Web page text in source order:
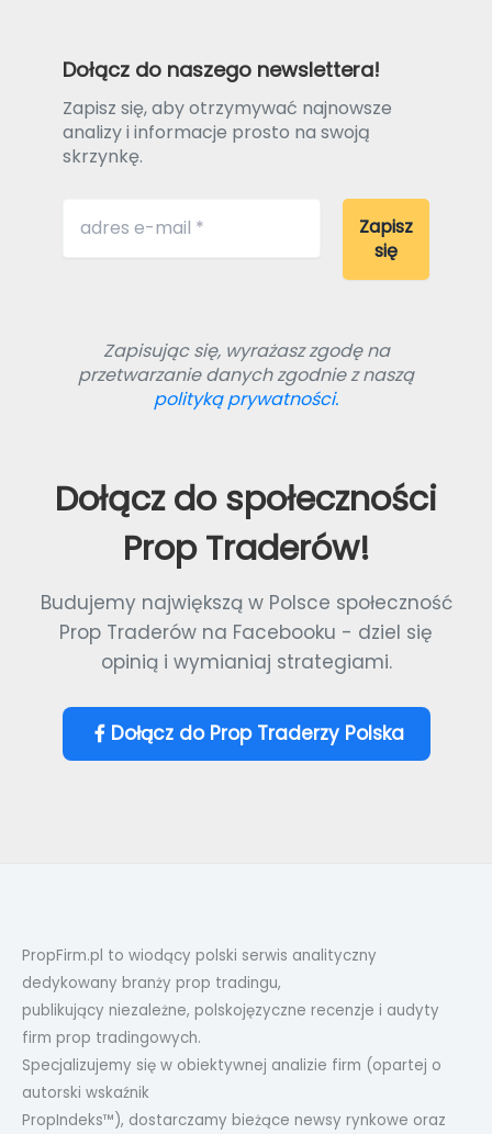
Dołącz do naszego newslettera!
Zapisz się, aby otrzymywać najnowsze
analizy i informacje prosto na swoją
skrzynkę.
Zapisując się, wyrażasz zgodę na
przetwarzanie danych zgodnie z naszą
polityką prywatności.
Dołącz do społeczności
Prop Traderów!
Budujemy największą w Polsce społeczność
Prop Traderów na Facebooku - dziel się
opinią i wymianiaj strategiami.
Dołącz do Prop Traderzy Polska
PropFirm.pl to wiodący polski serwis analityczny
dedykowany branży prop tradingu,
publikujący niezależne, polskojęzyczne recenzje i audyty
firm prop tradingowych.
Specjalizujemy się w obiektywnej analizie firm (opartej o
autorski wskaźnik
PropIndeks™), dostarczamy bieżące newsy rynkowe oraz